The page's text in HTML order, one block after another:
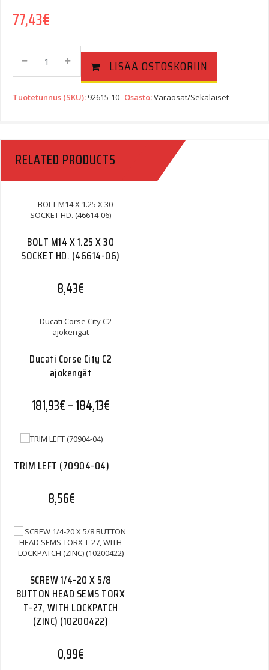
77,43€
MIRROR,LH/SHORT-
|
Convex,
And
(left)
(92615-
LISÄÄ OSTOSKORIIN
Tuotetunnus (SKU): 92615-10 Osasto:Varaosat/Sekalaiset
RELATED PRODUCTS
BOLT M14 X 1.25 X 30
SOCKET HD. (46614-06)
8,43€
Ducati Corse City C2
ajokengät
181,93€–184,13€Hintaluokka: 181,93€ - 184,13€
TRIM LEFT (70904-04)
8,56€
SCREW 1/4-20 X 5/8
BUTTON HEAD SEMS TORX
T-27, WITH LOCKPATCH
(ZINC) (10200422)
0,99€